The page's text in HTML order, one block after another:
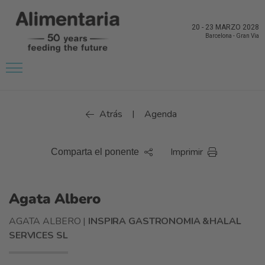
20 - 23 MARZO 2028
Barcelona - Gran Via
Atrás | Agenda
Comparta el ponente Imprimir
Agata Albero
AGATA ALBERO | INSPIRA GASTRONOMIA &HALAL
SERVICES SL